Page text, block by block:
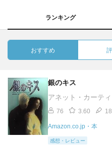
ランキング
おすすめ
銀のキス
アネット・カーテ
76 3.60 18
Amazon.co.jp・本
感想・レビュー